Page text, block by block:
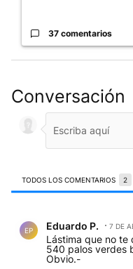
37 comentarios
Conversación
TODOS LOS COMENTARIOS 2
EP Eduardo P. 7 DE
Lástima que no te
540 palos verdes
Obvio.-